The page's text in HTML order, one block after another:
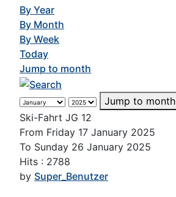
By Year
By Month
By Week
Today
Jump to month
Jump to month
Ski-Fahrt JG 12
From Friday 17 January 2025
To Sunday 26 January 2025
Hits : 2788
by Super_Benutzer